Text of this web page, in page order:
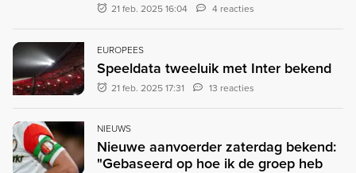
21 feb. 2025 16:04 4 reacties
EUROPEES
Speeldata tweeluik met Inter bekend
21 feb. 2025 17:31 13 reacties
NIEUWS
Nieuwe aanvoerder zaterdag bekend:
"Gebaseerd op hoe ik de groep heb